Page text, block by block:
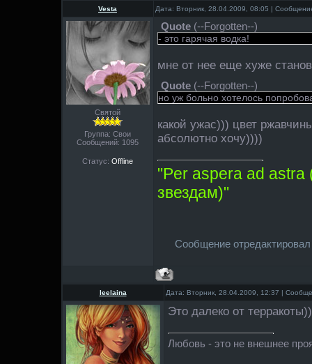
Vesta Дата: Вторник, 28.04.2009, 08:05 |
Святой
Группа: Свои
Сообщений: 1095
Статус: Offline
Quote(--Forgotten--)
- это гарячая водка!
мне от нее еще хуже
Quote(--Forgotten--)
но уж больно хотелось
какой ужас))) цвет
абсолютно хочу))))
"Per aspera ad astra
звездам)"
Сообщение
leelaina Дата: Вторник, 28.04.2009, 12:37 |
Это далеко от
Любовь - это не внешнее